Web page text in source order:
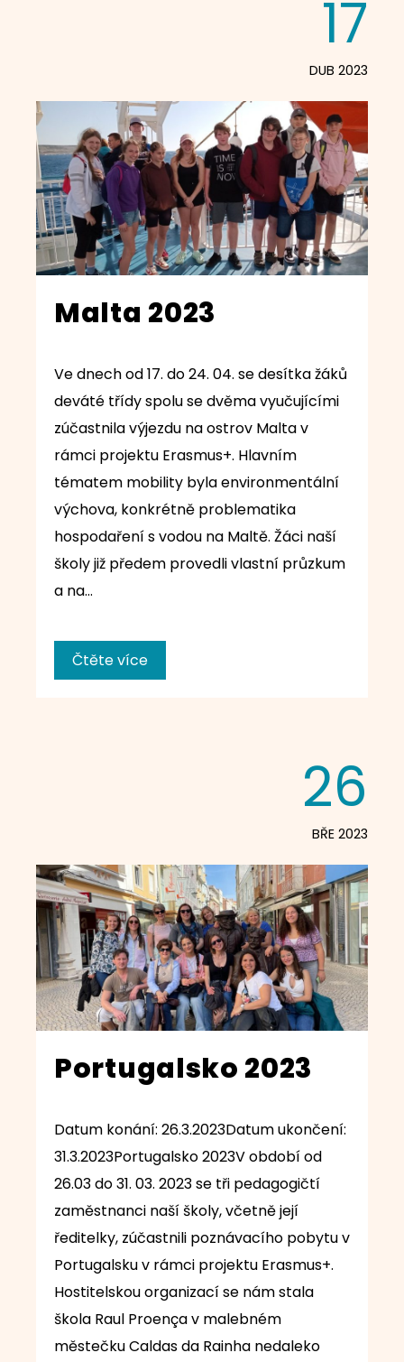
17
DUB 2023
Malta 2023
Ve dnech od 17. do 24. 04. se desítka žáků
deváté třídy spolu se dvěma vyučujícími
zúčastnila výjezdu na ostrov Malta v
rámci projektu Erasmus+. Hlavním
tématem mobility byla environmentální
výchova, konkrétně problematika
hospodaření s vodou na Maltě. Žáci naší
školy již předem provedli vlastní průzkum
a na…
Čtěte více
26
BŘE 2023
Portugalsko 2023
Datum konání: 26.3.2023Datum ukončení:
31.3.2023Portugalsko 2023V období od
26.03 do 31. 03. 2023 se tři pedagogičtí
zaměstnanci naší školy, včetně její
ředitelky, zúčastnili poznávacího pobytu v
Portugalsku v rámci projektu Erasmus+.
Hostitelskou organizací se nám stala
škola Raul Proença v malebném
městečku Caldas da Rainha nedaleko